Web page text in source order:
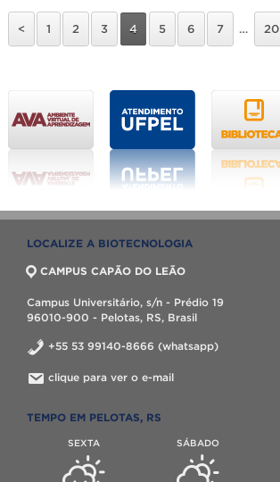
< 1 2 3 4 5 6 7 … 20
LOCALIZE A BIOTECNOLOGIA
CAMPUS CAPÃO DO LEÃO
Campus Universitário, s/n - Prédio 19
96010-900 - Pelotas, RS, Brasil
+55 53 99140-8666 (whatsapp)
clique para ver o e-mail
TEMPO EM PELOTAS, RS
SEXTA SÁBADO